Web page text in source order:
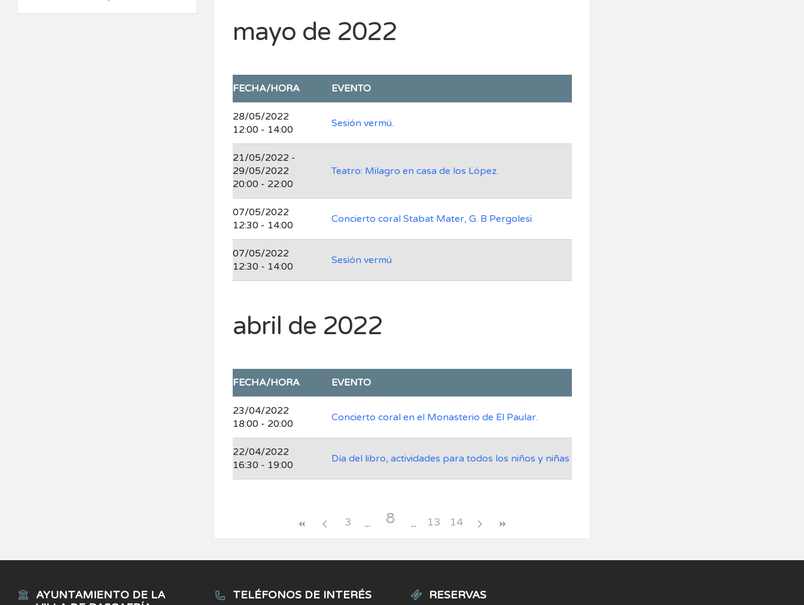
mayo de 2022
FECHA/HORA EVENTO
28/05/2022
12:00 - 14:00
Sesión vermú.
21/05/2022 -
29/05/2022
20:00 - 22:00
Teatro: Milagro en casa de los López.
07/05/2022
12:30 - 14:00
Concierto coral Stabat Mater, G. B Pergolesi.
07/05/2022
12:30 - 14:00
Sesión vermú
abril de 2022
FECHA/HORA EVENTO
23/04/2022
18:00 - 20:00
Concierto coral en el Monasterio de El Paular.
22/04/2022
16:30 - 19:00
Día del libro, actividades para todos los niños y niñas
3 8 13 14
AYUNTAMIENTO DE LA
TELÉFONOS DE INTERÉS RESERVAS